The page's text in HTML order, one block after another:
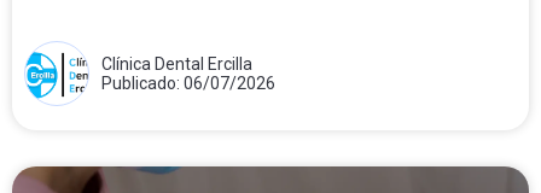
Clínica Dental Ercilla
Publicado: 06/07/2026